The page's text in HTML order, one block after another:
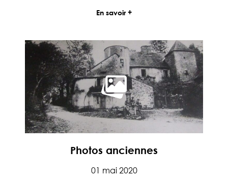
En savoir +
Photos anciennes
Date de parution
01 mai 2020